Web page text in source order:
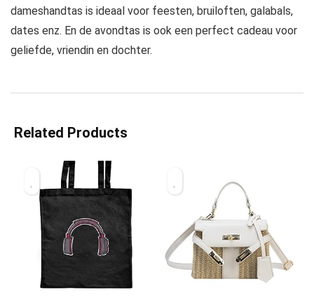
dameshandtas is ideaal voor feesten, bruiloften, galabals,
dates enz. En de avondtas is ook een perfect cadeau voor
geliefde, vriendin en dochter.
Related Products